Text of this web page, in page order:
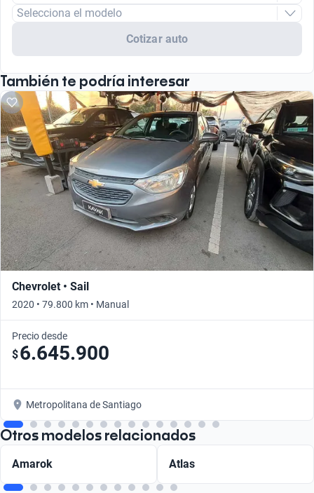
Selecciona el modelo
Cotizar auto
También te podría interesar
Chevrolet • Sail
2020 • 79.800 km • Manual
Precio desde
$6.645.900
Metropolitana de Santiago
Otros modelos relacionados
Amarok Atlas